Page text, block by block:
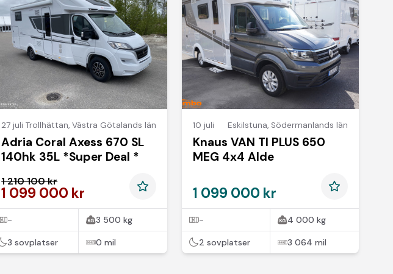
27 juli Trollhättan, Västra Götalands län
Adria Coral Axess 670 SL
140hk 35L *Super Deal *
1 210 100 kr
1 099 000 kr
- 3 500 kg
3 sovplatser 0 mil
10 juli Eskilstuna, Södermanlands län
Knaus VAN TI PLUS 650
MEG 4x4 Alde
1 099 000 kr
- 4 000 kg
2 sovplatser 3 064 mil